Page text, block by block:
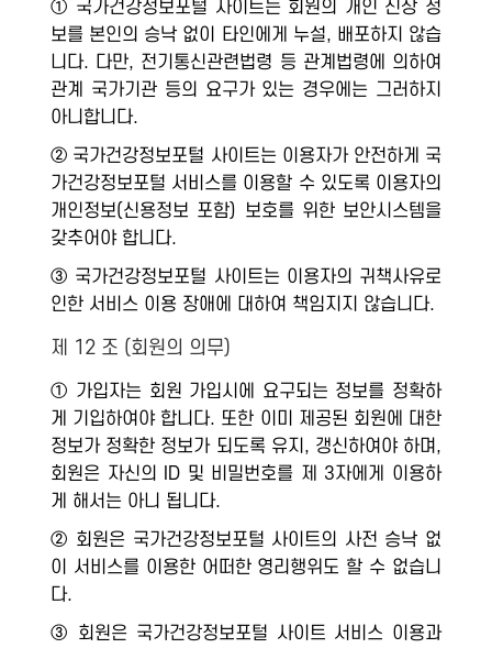
① 국가건강정보포털 사이트는 회원의 개인 신상 정
보를 본인의 승낙 없이 타인에게 누설, 배포하지 않습
니다. 다만, 전기통신관련법령 등 관계법령에 의하여
관계 국가기관 등의 요구가 있는 경우에는 그러하지
아니합니다.
② 국가건강정보포털 사이트는 이용자가 안전하게 국
가건강정보포털 서비스를 이용할 수 있도록 이용자의
개인정보(신용정보 포함) 보호를 위한 보안시스템을
갖추어야 합니다.
③ 국가건강정보포털 사이트는 이용자의 귀책사유로
인한 서비스 이용 장애에 대하여 책임지지 않습니다.
제 12 조 (회원의 의무)
① 가입자는 회원 가입시에 요구되는 정보를 정확하
게 기입하여야 합니다. 또한 이미 제공된 회원에 대한
정보가 정확한 정보가 되도록 유지, 갱신하여야 하며,
회원은 자신의 ID 및 비밀번호를 제 3자에게 이용하
게 해서는 아니 됩니다.
② 회원은 국가건강정보포털 사이트의 사전 승낙 없
이 서비스를 이용한 어떠한 영리행위도 할 수 없습니
다.
③ 회원은 국가건강정보포털 사이트 서비스 이용과